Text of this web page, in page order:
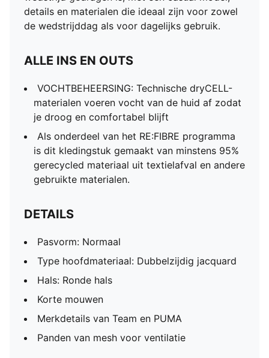
details en materialen die ideaal zijn voor zowel
de wedstrijddag als voor dagelijks gebruik.
ALLE INS EN OUTS
VOCHTBEHEERSING: Technische dryCELL-
materialen voeren vocht van de huid af zodat
je droog en comfortabel blijft
Als onderdeel van het RE:FIBRE programma
is dit kledingstuk gemaakt van minstens 95%
gerecycled materiaal uit textielafval en andere
gebruikte materialen.
DETAILS
Pasvorm: Normaal
Type hoofdmateriaal: Dubbelzijdig jacquard
Hals: Ronde hals
Korte mouwen
Merkdetails van Team en PUMA
Panden van mesh voor ventilatie